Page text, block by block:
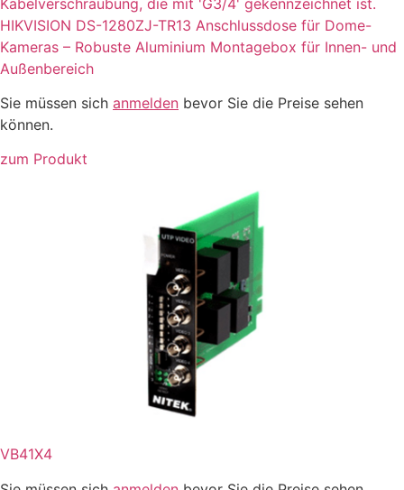
HIKVISION DS-1280ZJ-TR13 Anschlussdose für Dome-
Kameras – Robuste Aluminium Montagebox für Innen- und
Außenbereich
Sie müssen sich anmelden bevor Sie die Preise sehen
können.
zum Produkt
VB41X4